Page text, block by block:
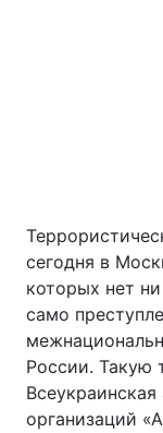
сегодня в
которых нет
само
России. Такую
организаций